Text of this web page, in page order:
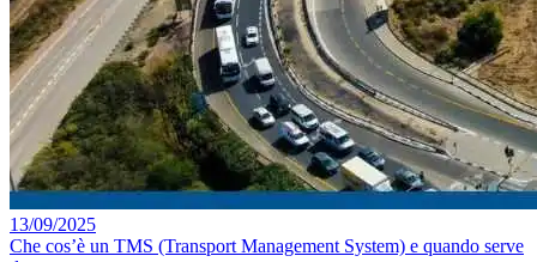
13/09/2025
Che cos’è un TMS (Transport Management System) e quando serve